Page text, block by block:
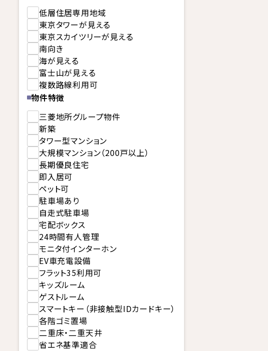
低層住居専用地域
東京タワーが見える
東京スカイツリーが見える
南向き
海が見える
富士山が見える
複数路線利用可
物件特徴
三菱地所グループ物件
新築
タワー型マンション
大規模マンション（200戸以上）
長期優良住宅
即入居可
ペット可
駐車場あり
自走式駐車場
宅配ボックス
24時間有人管理
モニタ付インターホン
EV車充電設備
フラット35利用可
キッズルーム
ゲストルーム
スマートキー（非接触型IDカードキー）
各階ゴミ置場
二重床・二重天井
省エネ基準適合